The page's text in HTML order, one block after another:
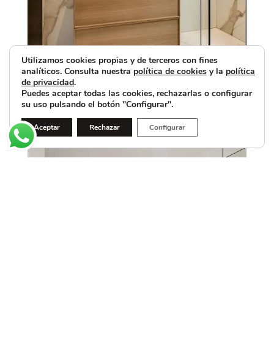
Utilizamos cookies propias y de terceros con fines
analíticos. Consulta nuestra política de cookies y la política
de privacidad.
Puedes aceptar todas las cookies, rechazarlas o configurar
su uso pulsando el botón "Configurar".
Aceptar Rechazar Configurar